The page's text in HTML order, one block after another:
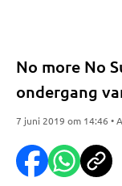
No more No
ondergang
7 juni 2019 om 14:46 •